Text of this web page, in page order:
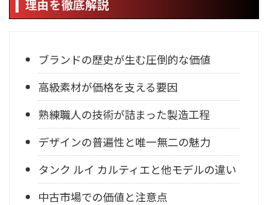
理由を徹底解説
ブランドの歴史が生む圧倒的な価値
高級素材が価格を支える要因
熟練職人の技術が詰まった製造工程
デザインの普遍性と唯一無二の魅力
タンク ルイ カルティエと他モデルの違い
中古市場での価値と注意点